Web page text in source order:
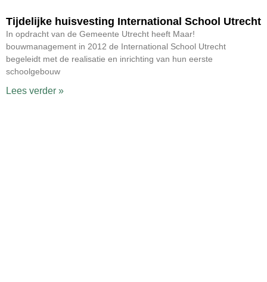
Tijdelijke huisvesting International School Utrecht
In opdracht van de Gemeente Utrecht heeft Maar!
bouwmanagement in 2012 de International School Utrecht
begeleidt met de realisatie en inrichting van hun eerste
schoolgebouw
Lees verder »